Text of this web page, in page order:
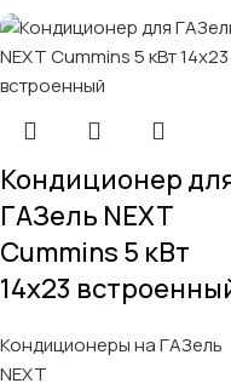
Кондиционер
ГАЗель NEXT
Cummins 5 кВт
14х23
Кондиционеры на ГАЗель
NEXT